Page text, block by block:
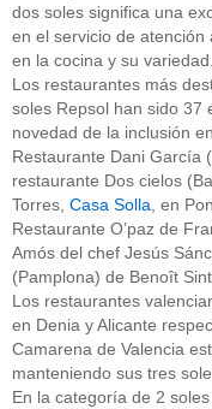
dos soles significa una
en el servicio de atención
en la cocina y su variedad.
Los restaurantes más
soles Repsol han sido 37
novedad de la inclusión
Restaurante Dani García
restaurante Dos cielos
Torres, Casa Solla , en
Restaurante O’paz de
Amós del chef Jesús
(Pamplona) de Benoît
Los restaurantes
en Denia y Alicante
Camarena de Valencia
manteniendo sus tres
En la categoría de 2